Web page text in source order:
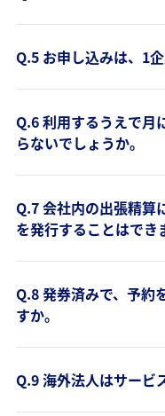
Q.5 お申し込みは、1
Q.6 利用するうえで月
らないでしょうか。
Q.7 会社内の出張精算
を発行することはでき
Q.8 発券済みで、予約
すか。
Q.9 海外法人はサービ